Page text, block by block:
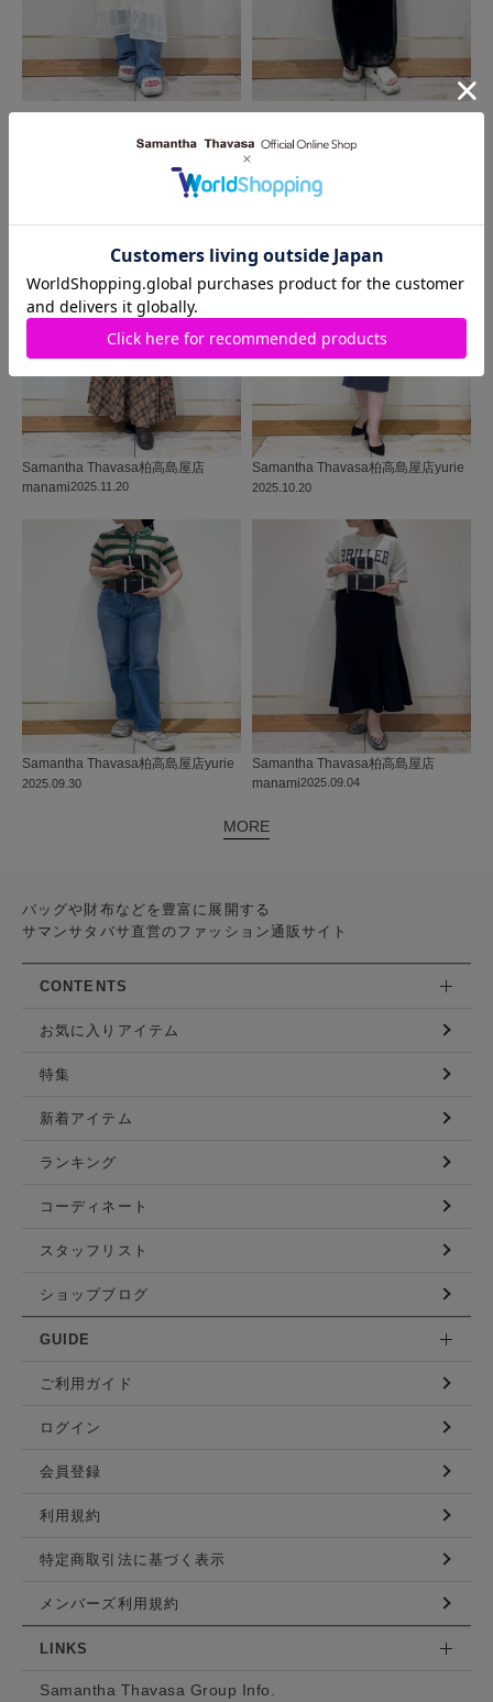
同じ商品を使った コーディネート
2025.11.20
Samantha Thavasa柏高島屋店
manami
2025.10.20
Samantha Thavasa柏高島屋店yurie
2025.09.30
Samantha Thavasa柏高島屋店yurie
2025.09.04
Samantha Thavasa柏高島屋店
manami
MORE
バッグや財布などを豊富に展開する
サマンサタバサ直営のファッション通販サイト
CONTENTS
お気に入りアイテム
特集
新着アイテム
ランキング
コーディネート
スタッフリスト
ショップブログ
GUIDE
ご利用ガイド
ログイン
会員登録
利用規約
特定商取引法に基づく表示
メンバーズ利用規約
LINKS
Samantha Thavasa Group Info.